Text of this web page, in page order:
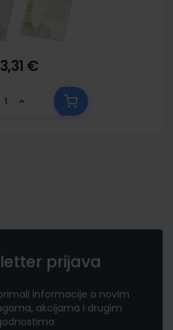
3,31 €
prijava
informacije o novim
akcijama i drugim